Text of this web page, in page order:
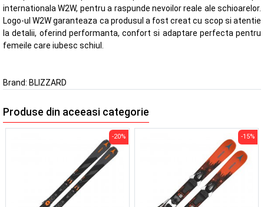
internationala W2W, pentru a raspunde nevoilor reale ale schioarelor.
Logo-ul W2W garanteaza ca produsul a fost creat cu scop si atentie
la detalii, oferind performanta, confort si adaptare perfecta pentru
femeile care iubesc schiul.
Brand: BLIZZARD
Produse din aceeasi categorie
-20% -15%